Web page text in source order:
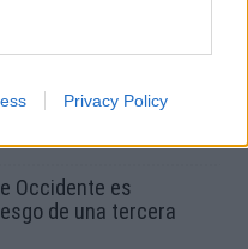
Privacy Policy
Occidente es
de una tercera